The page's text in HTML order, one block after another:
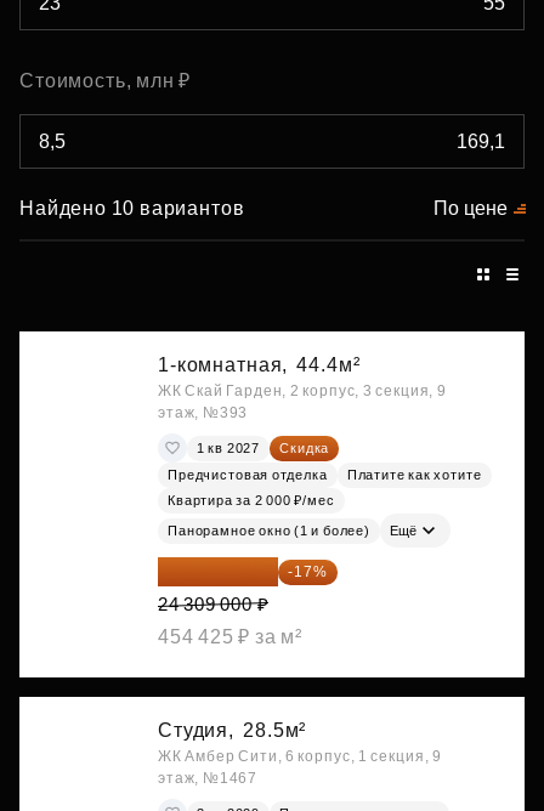
Стоимость, млн ₽
Найдено 10 вариантов По цене
1-комнатная, 44.4м²
ЖК Скай Гарден, 2 корпус, 3 секция, 9
этаж, №393
1 кв 2027
Скидка
Предчистовая отделка
Платите как хотите
Квартира за 2 000 ₽/мес
Панорамное окно (1 и более) Ещё
20 176 470 ₽ -17%
24 309 000 ₽
454 425 ₽ за м²
Студия, 28.5м²
ЖК Амбер Сити, 6 корпус, 1 секция, 9
этаж, №1467